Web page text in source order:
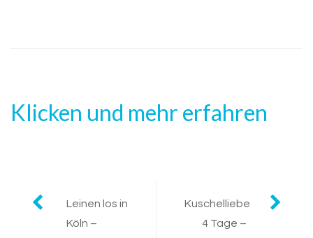
Klicken und mehr erfahren
Post
Leinen los in
Köln –
Kuschelliebe
4 Tage –